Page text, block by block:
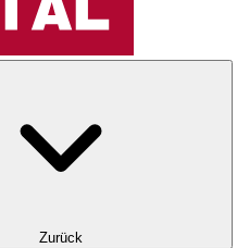
Zurück